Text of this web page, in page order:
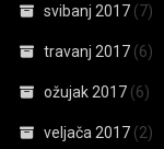
svibanj 2017 (7)
travanj 2017 (6)
ožujak 2017 (6)
veljača 2017 (2)